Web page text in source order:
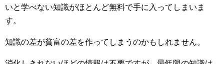
いと学べない知識がほとんど無料で手に入ってしまいま
す。
知識の差が貧富の差を作ってしまうのかもしれません。